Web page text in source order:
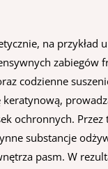
na przykład
zabiegów
codzienne
ochronnych.
substancje
pasm. W